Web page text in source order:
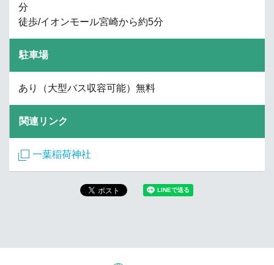
分
徒歩/イオンモール宮崎から約5分
駐車場
あり（大型バス収容可能）無料
関連リンク
一葉稲荷神社